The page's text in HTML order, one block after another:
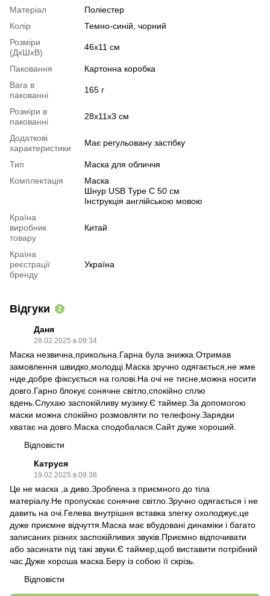
Матеріал
Поліестер
Колір
Темно-синій, чорний
Розміри
(ДхШхВ)
46х11 см
Паковання
Картонна коробка
Вага в
пакованні
165 г
Розміри в
пакованні
28х11х3 см
Додаткові
характеристики
Має регульовану застібку
Тип
Маска для обличчя
Комплектація
Маска
Шнур USB Type C 50 см
Інструкція англійською мовою
Країна
виробник
товару
Китай
Країна
реєстрації
бренду
Україна
Відгуки 2
Даня
28.02.2025 в 09:34
Маска незвична,прикольна.Гарна була знижка.Отримав
замовлення швидко,молодці.Маска зручно одягається,не жме
ніде,добре фіксується на голові.На очі не тисне,можна носити
довго.Гарно блокує сонячне світло,спокійно сплю
вдень.Слухаю заспокійливу музику.Є таймер.За допомогою
маски можна спокійно розмовляти по телефону.Зарядки
хватає на довго.Маска сподобалася.Сайт дуже хороший.
Відповісти
Катруся
19.02.2025 в 09:38
Це не маска ,а диво.Зроблена з приємного до тіла
матеріалу.Не пропускає сонячне світло.Зручно одягається і не
давить на очі.Гелева внутрішня вставка злегку охолоджує,це
дуже приємне відчуття.Маска має вбудовані динаміки і багато
записаних різних заспокійливих звуків.Приємно відпочивати
або засинати під такі звуки.Є таймер,щоб виставити потрібний
час.Дуже хороша маска.Беру із собою її скрізь.
Відповісти